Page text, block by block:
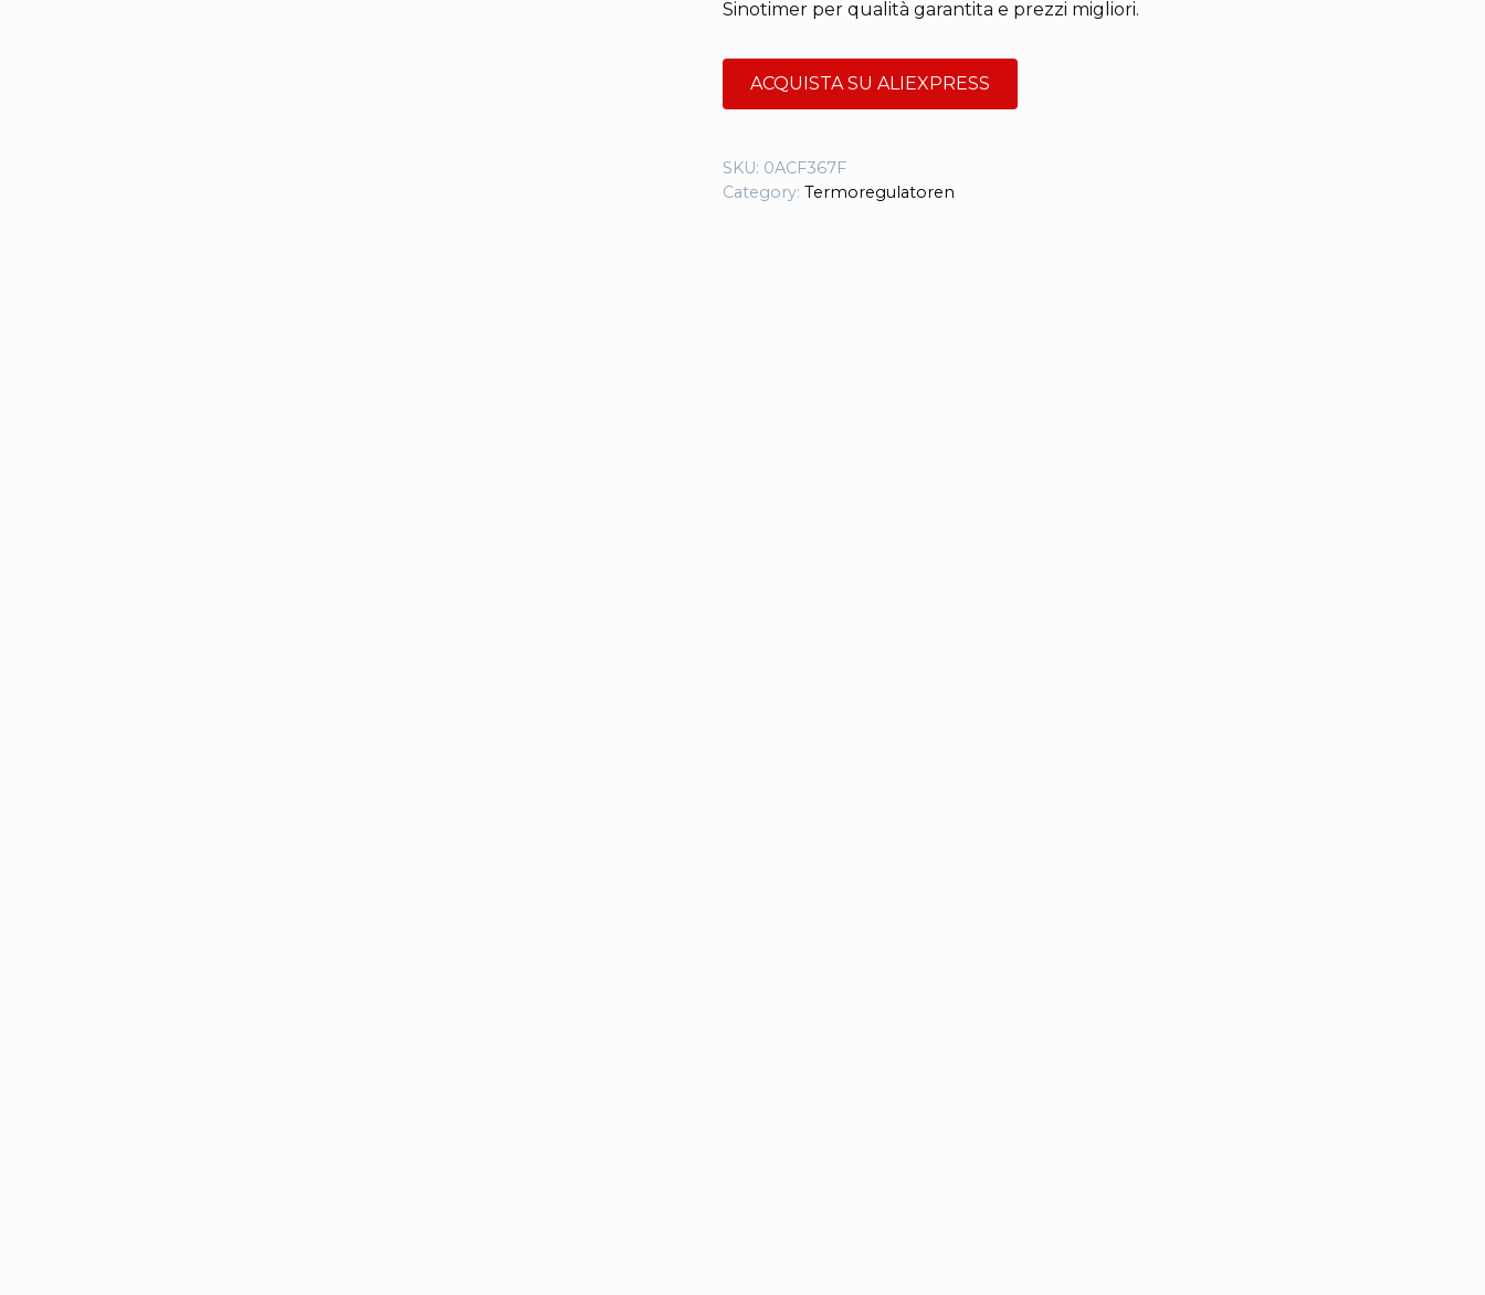
Sinotimer per qualità garantita e prezzi migliori.
ACQUISTA SU ALIEXPRESS
SKU: 0ACF367F
Category: Termoregulatoren